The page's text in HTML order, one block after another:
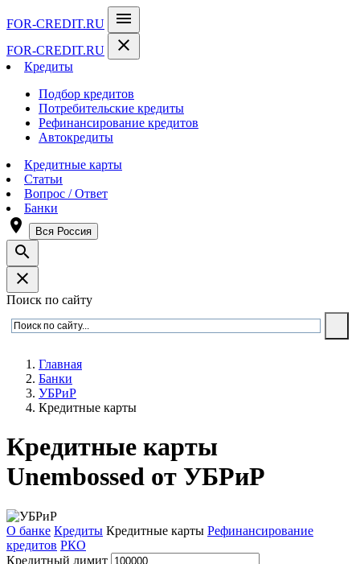
FOR-CREDIT.RU menu
FOR-CREDIT.RU close
Кредиты
Подбор кредитов
Потребительские кредиты
Рефинансирование кредитов
Автокредиты
Кредитные карты
Статьи
Вопрос / Ответ
Банки
room Вся Россия
search
close
Поиск по сайту
Главная
Банки
УБРиР
Кредитные карты
Кредитные карты
Unembossed от УБРиР
О банке Кредиты Кредитные карты Рефинансирование
кредитов РКО
Кредитный лимит